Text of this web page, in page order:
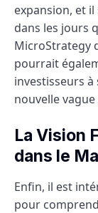
expansion, et
dans les jours
MicroStrategy
pourrait
investisseurs
nouvelle vague
La Vision
dans le
Enfin, il est
pour